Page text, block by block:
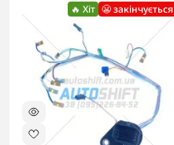
🔥 Хіт 😬 закінчується